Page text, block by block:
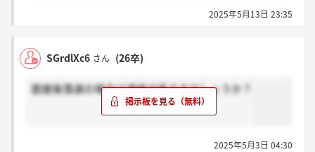
2025年5月13日 23:35
SGrdlXc6 さん (26卒)
面接後落選の場合は連絡が来るのでしょうか？
2025年5月3日 04:30